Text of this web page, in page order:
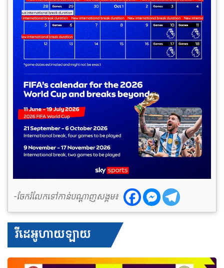
-ចែករំលែកទៅកាន់បណ្តាញសង្គម៖
វីដេអូហាយឡាយ